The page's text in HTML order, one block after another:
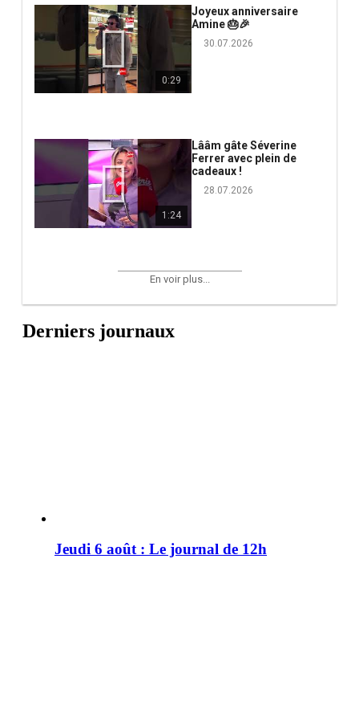
0:29
Joyeux anniversaire
Amine 🎂🎉
30.07.2026
1:24
Lââm gâte Séverine
Ferrer avec plein de
cadeaux !
28.07.2026
En voir plus...
Derniers journaux
Jeudi 6 août : Le journal de 12h